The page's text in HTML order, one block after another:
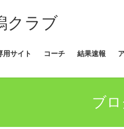
クラブ
用サイト コーチ 結果速報
ブ